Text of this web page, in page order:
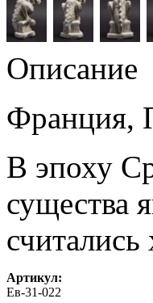
Описание
Франция,
В эпоху
существа
Артикул:
Ев-31-022